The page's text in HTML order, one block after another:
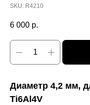
SKU: R4210
6 000 р.
Диаметр 4,2 мм,
Ti6Al4V